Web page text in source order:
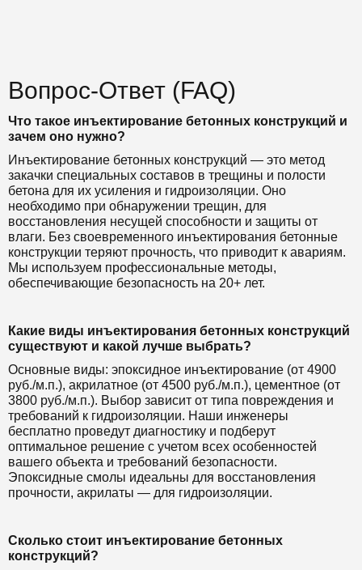
Вопрос-Ответ (FAQ)
Что такое инъектирование бетонных конструкций и
зачем оно нужно?
Инъектирование бетонных конструкций — это метод
закачки специальных составов в трещины и полости
бетона для их усиления и гидроизоляции. Оно
необходимо при обнаружении трещин, для
восстановления несущей способности и защиты от
влаги. Без своевременного инъектирования бетонные
конструкции теряют прочность, что приводит к авариям.
Мы используем профессиональные методы,
обеспечивающие безопасность на 20+ лет.
Какие виды инъектирования бетонных конструкций
существуют и какой лучше выбрать?
Основные виды: эпоксидное инъектирование (от 4900
руб./м.п.), акрилатное (от 4500 руб./м.п.), цементное (от
3800 руб./м.п.). Выбор зависит от типа повреждения и
требований к гидроизоляции. Наши инженеры
бесплатно проведут диагностику и подберут
оптимальное решение с учетом всех особенностей
вашего объекта и требований безопасности.
Эпоксидные смолы идеальны для восстановления
прочности, акрилаты — для гидроизоляции.
Сколько стоит инъектирование бетонных
конструкций?